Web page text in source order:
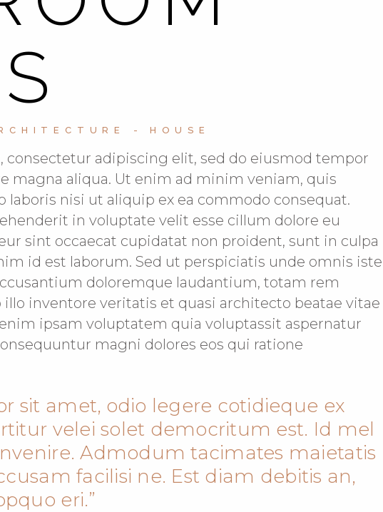
HOUSE
consectetur adipiscing elit, sed do eiusmod tempor
magna aliqua. Ut enim ad minim veniam, quis
laboris nisi ut aliquip ex ea commodo consequat.
in voluptate velit esse cillum dolore eu
sint occaecat cupidatat non proident, sunt in culpa
id est laborum. Sed ut perspiciatis unde omnis iste
doloremque laudantium, totam rem
illo inventore veritatis et quasi architecto beatae vitae
ipsam voluptatem quia voluptassit aspernatur
magni dolores eos qui ratione
sit amet, odio legere cotidieque ex
velei solet democritum est. Id mel
Admodum tacimates maietatis
facilisi ne. Est diam debitis an,
eri.